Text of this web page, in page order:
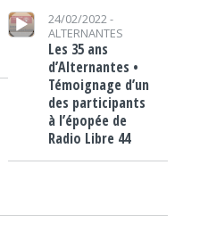
Lecteur audio
24/02/2022 -
ALTERNANTES
Les 35 ans
d’Alternantes •
Témoignage d’un
des participants
à l’épopée de
Radio Libre 44